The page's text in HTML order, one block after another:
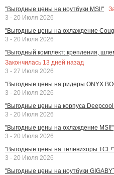
"Выгодные цены на ноутбуки MSI!"
3 - 20 Июля 2026
"Выгодные цены на охлаждение
3 - 20 Июля 2026
"Выгодный комплект: крепления,
Закончилась 13 дней назад
3 - 27 Июля 2026
"Выгодные цены на ридеры ONYX
3 - 20 Июля 2026
"Выгодные цены на корпуса
3 - 20 Июля 2026
"Выгодные цены на охлаждение MSI!"
3 - 20 Июля 2026
"Выгодные цены на телевизоры TCL!"
3 - 20 Июля 2026
"Выгодные цены на ноутбуки